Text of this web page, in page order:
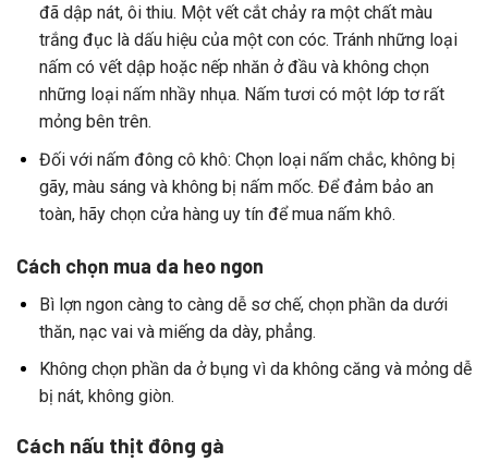
đã dập nát, ôi thiu. Một vết cắt chảy ra một chất màu
trắng đục là dấu hiệu của một con cóc. Tránh những loại
nấm có vết dập hoặc nếp nhăn ở đầu và không chọn
những loại nấm nhầy nhụa. Nấm tươi có một lớp tơ rất
mỏng bên trên.
Đối với nấm đông cô khô: Chọn loại nấm chắc, không bị
gãy, màu sáng và không bị nấm mốc. Để đảm bảo an
toàn, hãy chọn cửa hàng uy tín để mua nấm khô.
Cách chọn mua da heo ngon
Bì lợn ngon càng to càng dễ sơ chế, chọn phần da dưới
thăn, nạc vai và miếng da dày, phẳng.
Không chọn phần da ở bụng vì da không căng và mỏng dễ
bị nát, không giòn.
Cách nấu thịt đông gà